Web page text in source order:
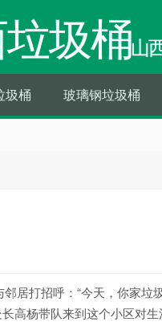
圾桶山
圾桶 玻璃钢垃圾桶
居打招呼：“今天，你家垃
高杨带队来到这个小区对